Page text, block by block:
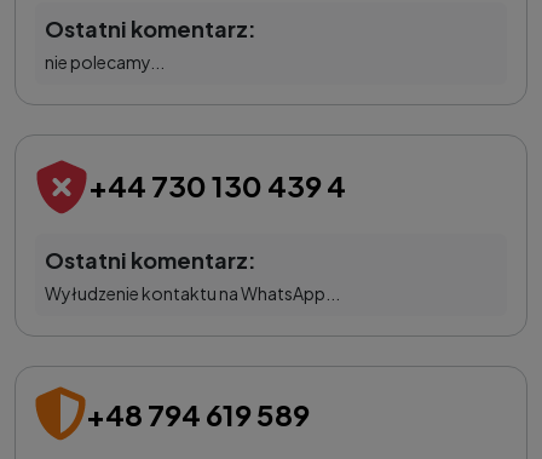
Ostatni komentarz:
nie polecamy...
+44 730 130 439 4
Ostatni komentarz:
Wyłudzenie kontaktu na WhatsApp...
+48 794 619 589